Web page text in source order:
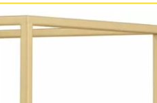
Хром
Черные